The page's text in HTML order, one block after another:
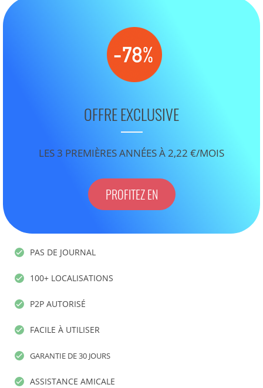
OFFRE EXCLUSIVE
LES 3 PREMIÈRES ANNÉES À 2,22 €/MOIS
PROFITEZ EN
PAS DE JOURNAL
100+ LOCALISATIONS
P2P AUTORISÉ
FACILE À UTILISER
GARANTIE DE 30 JOURS
ASSISTANCE AMICALE